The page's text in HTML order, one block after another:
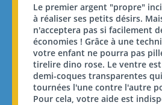
Le premier argent "propre"
à réaliser ses petits désirs.
n'acceptera pas si facilement
économies ! Grâce à une
votre enfant ne pourra pas
tirelire dino rose. Le ventre
demi-coques transparentes
tournées l'une contre l'autre
Pour cela, votre aide est